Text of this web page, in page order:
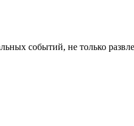
событий, не только